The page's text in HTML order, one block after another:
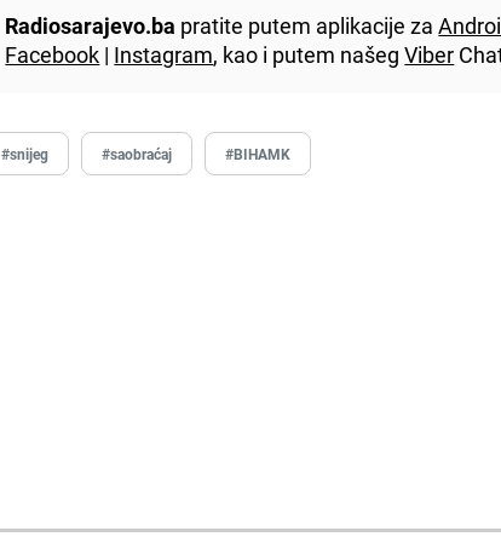
Radiosarajevo.ba pratite putem aplikacije za
Facebook | Instagram, kao i putem našegViber
#snijeg #saobraćaj #BIHAMK